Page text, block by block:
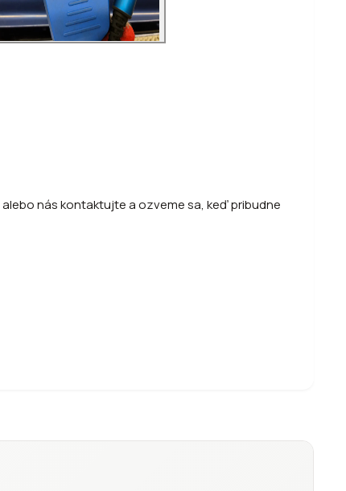
alebonás kontaktujte a ozveme sa, keď pribudne